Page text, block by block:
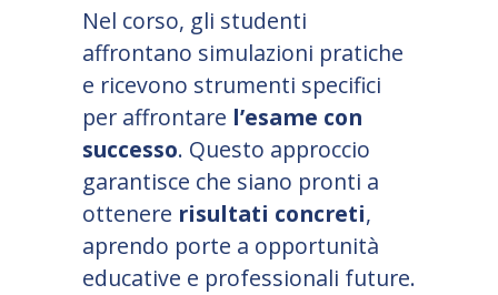
Nel corso, gli studenti
affrontano simulazioni pratiche
e ricevono strumenti specifici
per affrontare l’esame con
successo. Questo approccio
garantisce che siano pronti a
ottenere risultati concreti,
aprendo porte a opportunità
educative e professionali future.